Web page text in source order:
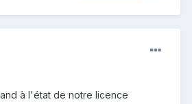
à l'état de notre licence